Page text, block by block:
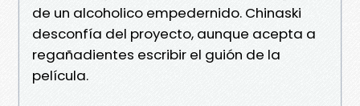
de un alcoholico empedernido. Chinaski
desconfía del proyecto, aunque acepta a
regañadientes escribir el guión de la
película.